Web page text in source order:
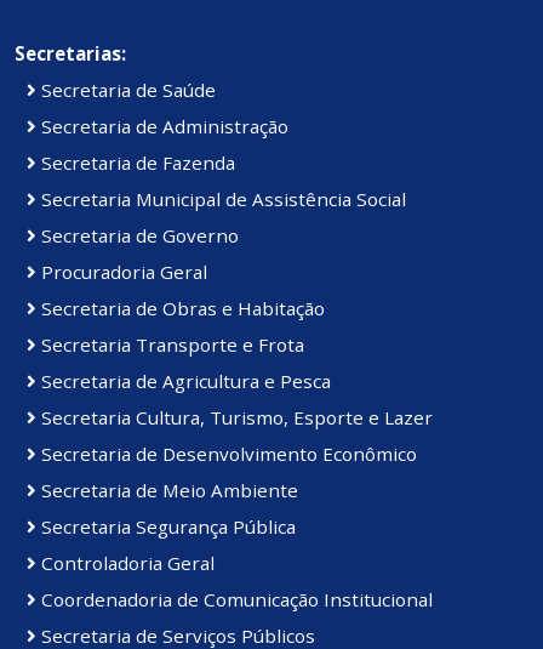
Secretarias:
Secretaria de Saúde
Secretaria de Administração
Secretaria de Fazenda
Secretaria Municipal de Assistência Social
Secretaria de Governo
Procuradoria Geral
Secretaria de Obras e Habitação
Secretaria Transporte e Frota
Secretaria de Agricultura e Pesca
Secretaria Cultura, Turismo, Esporte e Lazer
Secretaria de Desenvolvimento Econômico
Secretaria de Meio Ambiente
Secretaria Segurança Pública
Controladoria Geral
Coordenadoria de Comunicação Institucional
Secretaria de Serviços Públicos